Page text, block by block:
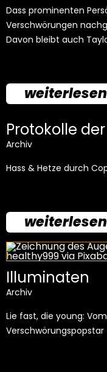
Dass prominenten
Verschwörungen
Davon bleibt auch
weiterlesen
Protokolle
Archiv
Hass & Hetze durch
weiterlesen
Illuminaten
Archiv
Lie fast, die young:
Verschwörungspopstar